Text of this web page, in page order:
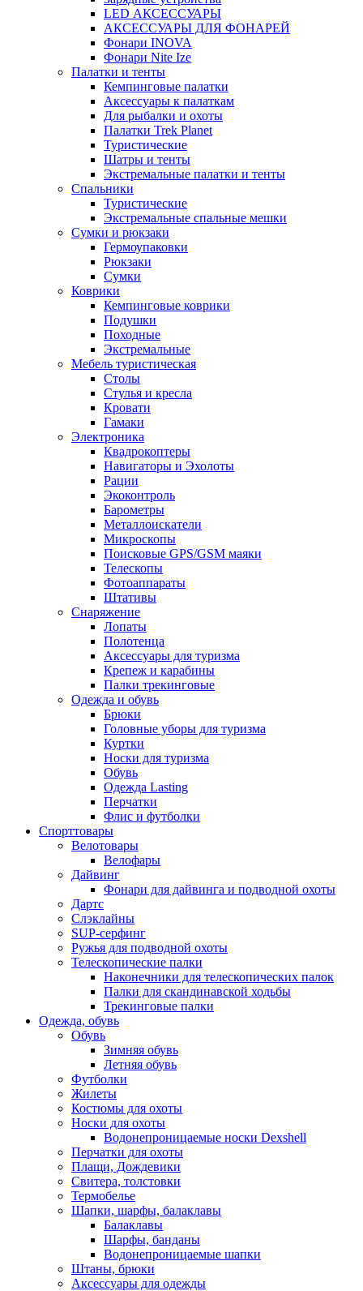
LED АКСЕССУАРЫ
АКСЕССУАРЫ ДЛЯ ФОНАРЕЙ
Фонари INOVA
Фонари Nite Ize
Палатки и тенты
Кемпинговые палатки
Аксессуары к палаткам
Для рыбалки и охоты
Палатки Trek Planet
Туристические
Шатры и тенты
Экстремальные палатки и тенты
Спальники
Туристические
Экстремальные спальные мешки
Сумки и рюкзаки
Гермоупаковки
Рюкзаки
Сумки
Коврики
Кемпинговые коврики
Подушки
Походные
Экстремальные
Мебель туристическая
Столы
Стулья и кресла
Кровати
Гамаки
Электроника
Квадрокоптеры
Навигаторы и Эхолоты
Рации
Экоконтроль
Барометры
Металлоискатели
Микроскопы
Поисковые GPS/GSM маяки
Телескопы
Фотоаппараты
Штативы
Снаряжение
Лопаты
Полотенца
Аксессуары для туризма
Крепеж и карабины
Палки трекинговые
Одежда и обувь
Брюки
Головные уборы для туризма
Куртки
Носки для туризма
Обувь
Одежда Lasting
Перчатки
Флис и футболки
Спорттовары
Велотовары
Велофары
Дайвинг
Фонари для дайвинга и подводной охоты
Дартс
Cлэклайны
SUP-серфинг
Ружья для подводной охоты
Телескопические палки
Наконечники для телескопических палок
Палки для скандинавской ходьбы
Трекинговые палки
Одежда, обувь
Обувь
Зимняя обувь
Летняя обувь
Футболки
Жилеты
Костюмы для охоты
Носки для охоты
Водонепроницаемые носки Dexshell
Перчатки для охоты
Плащи, Дождевики
Свитера, толстовки
Термобелье
Шапки, шарфы, балаклавы
Балаклавы
Шарфы, банданы
Водонепроницаемые шапки
Штаны, брюки
Аксессуары для одежды